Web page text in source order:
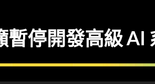
停開發高級 AI